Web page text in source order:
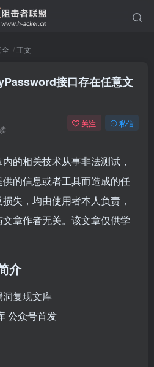
正文
接口存在任意文
关注 私信
的相关技术从事非法测试，
的信息或者工具而造成的任
失，均由使用者本人负责，
章作者无关。该文章仅供学
介
复现文库
公众号首发